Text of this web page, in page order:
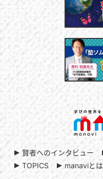
賢者へのインタビュー
TOPICS
manaviとは